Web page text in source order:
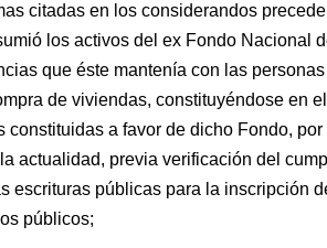
citadas en los considerandos
los activos del ex Fondo Nacional
que éste mantenía con las
de viviendas, constituyéndose en
constituidas a favor de dicho Fondo,
actualidad, previa verificación del
escrituras públicas para la inscripción
públicos;